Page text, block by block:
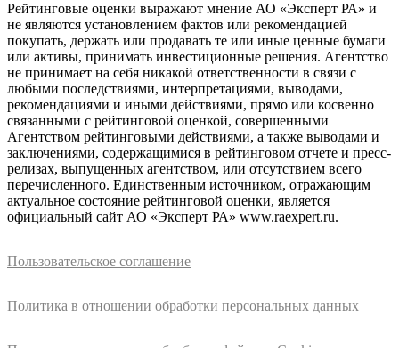
Рейтинговые оценки выражают мнение АО «Эксперт РА» и
не являются установлением фактов или рекомендацией
покупать, держать или продавать те или иные ценные бумаги
или активы, принимать инвестиционные решения. Агентство
не принимает на себя никакой ответственности в связи с
любыми последствиями, интерпретациями, выводами,
рекомендациями и иными действиями, прямо или косвенно
связанными с рейтинговой оценкой, совершенными
Агентством рейтинговыми действиями, а также выводами и
заключениями, содержащимися в рейтинговом отчете и пресс-
релизах, выпущенных агентством, или отсутствием всего
перечисленного. Единственным источником, отражающим
актуальное состояние рейтинговой оценки, является
официальный сайт АО «Эксперт РА» www.raexpert.ru.
Пользовательское соглашение
Политика в отношении обработки персональных данных